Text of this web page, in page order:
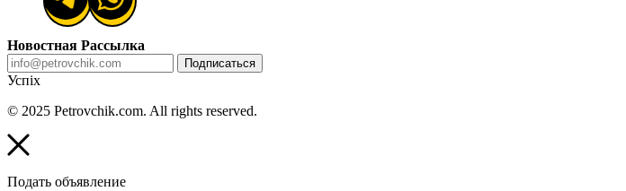
Новостная Рассылка
Подписаться
Успіх
© 2025 Petrovchik.com. All rights reserved.
Подать объявление